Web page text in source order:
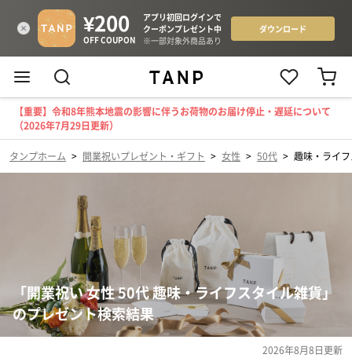
【重要】令和8年熊本地震の影響に伴うお荷物のお届け停止・遅延について
（2026年7月29日更新）
タンプホーム > 開業祝いプレゼント・ギフト > 女性 > 50代 > 趣味・ライ
「開業祝い 女性 50代 趣味・ライフスタイル雑貨」
のプレゼント検索結果
2026年8月8日更新